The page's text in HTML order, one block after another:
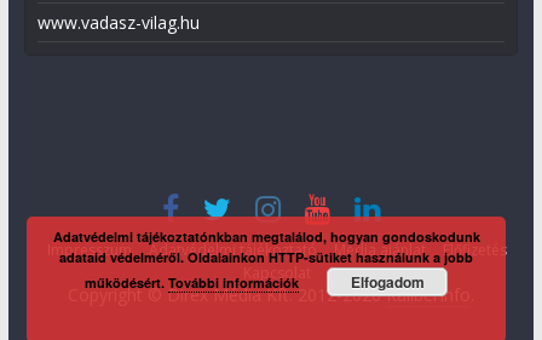
www.vadasz-vilag.hu
Impresszum Adatvédelmi tájékoztató Média ajánlat
Előfizetés
Copyright © Direx Média Kft. 2012-2026KaliberInfo
Adatvédelmi tájékoztatónkban megtalálod, hogyan gondoskodunk
adataid védelméről. Oldalainkon HTTP-sütiket használunk a jobb
működésért.További információk Elfogadom